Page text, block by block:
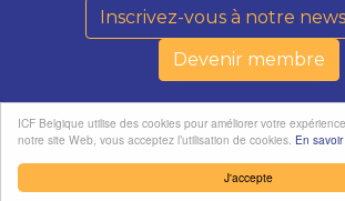
J'accepte
ICF Belgique utilise des cookies pour améliorer votre
notre site Web, vous acceptez l’utilisation de cookies. En
Inscrivez-vous à notre
Devenir membre
confidentialité